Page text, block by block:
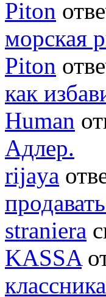
Piton
морская
Piton
как
Human
Адлер.
rijaya
straniera
KASSA